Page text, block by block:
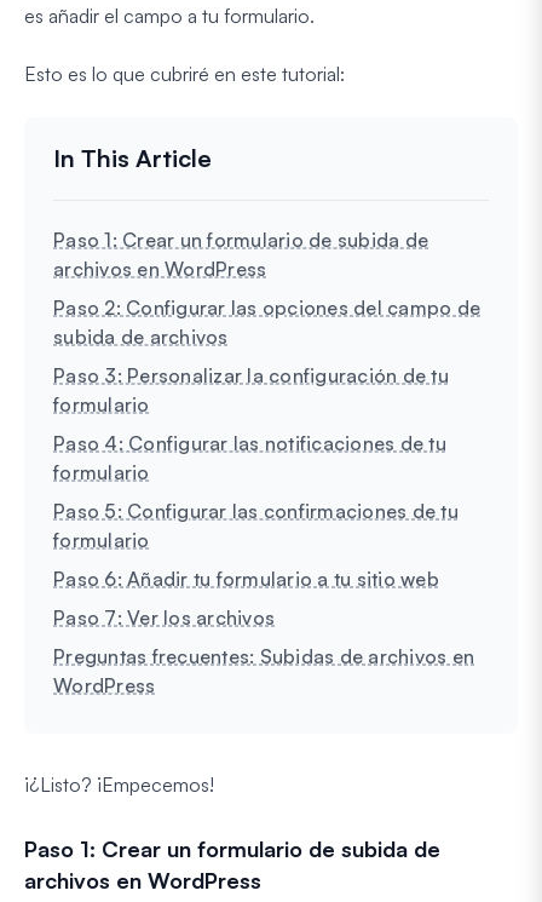
es añadir el campo a tu formulario.
Esto es lo que cubriré en este tutorial:
Paso 1: Crear un formulario de subida de
archivos en WordPress
Paso 2: Configurar las opciones del campo de
subida de archivos
Paso 3: Personalizar la configuración de tu
formulario
Paso 4: Configurar las notificaciones de tu
formulario
Paso 5: Configurar las confirmaciones de tu
formulario
Paso 6: Añadir tu formulario a tu sitio web
Paso 7: Ver los archivos
Preguntas frecuentes: Subidas de archivos en
WordPress
¡¿Listo? ¡Empecemos!
Paso 1: Crear un formulario de subida de
archivos en WordPress